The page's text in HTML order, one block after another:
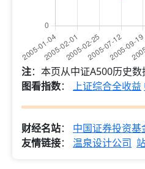
注：本页从中证A500历史
图看指数： 上证综合全收益
财经名站： 中国证券投资基
友情链接： 温泉设计公司